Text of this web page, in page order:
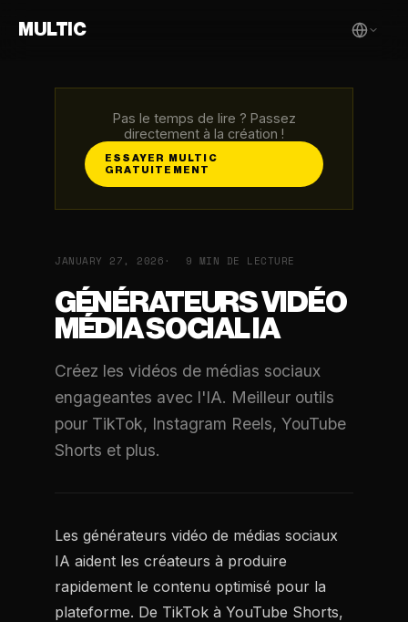
MULTIC
Pas le temps de lire ? Passez
directement à la création !
ESSAYER MULTIC
GRATUITEMENT
JANUARY 27, 2026 9 MIN DE LECTURE
GÉNÉRATEURS VIDÉO
MÉDIA SOCIAL IA
Créez les vidéos de médias sociaux
engageantes avec l'IA. Meilleur outils
pour TikTok, Instagram Reels, YouTube
Shorts et plus.
Les générateurs vidéo de médias sociaux
IA aident les créateurs à produire
rapidement le contenu optimisé pour la
plateforme. De TikTok à YouTube Shorts,